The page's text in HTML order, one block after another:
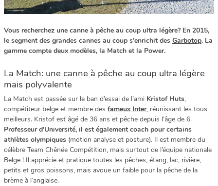
Vous recherchez une canne à pêche au coup ultra légère? En 2015,
le segment des grandes cannes au coup s’enrichit des Garbotop. La
gamme compte deux modèles, la Match et la Power.
La Match: une canne à pêche au coup ultra légère
mais polyvalente
La Match est passée sur le ban d’essai de l’ami Kristof Huts,
compétiteur belge et membre des fameux Inter, réunissant les tous
meilleurs. Kristof est âgé de 36 ans et pêche depuis l’âge de 6.
Professeur d’Université, il est également coach pour certains
athlètes olympiques (motion analyse et posture). Il est membre du
célèbre Team Chênée Compétition, mais surtout de l’équipe nationale
Belge ! Il apprécie et pratique toutes les pêches, étang, lac, rivière,
petits et gros poissons, mais avoue un faible pour la pêche de la
brème à l’anglaise.